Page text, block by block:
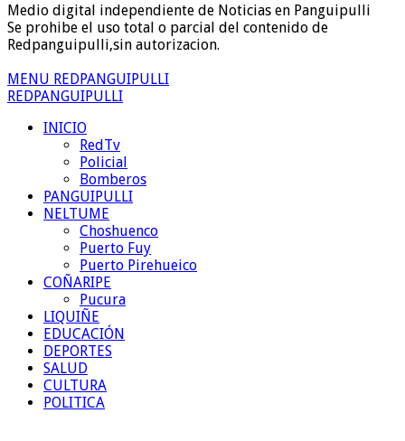
Medio digital independiente de Noticias en Panguipulli
Se prohibe el uso total o parcial del contenido de
Redpanguipulli,sin autorizacion.
MENU REDPANGUIPULLI
REDPANGUIPULLI
INICIO
RedTv
Policial
Bomberos
PANGUIPULLI
NELTUME
Choshuenco
Puerto Fuy
Puerto Pirehueico
COÑARIPE
Pucura
LIQUIÑE
EDUCACIÓN
DEPORTES
SALUD
CULTURA
POLITICA